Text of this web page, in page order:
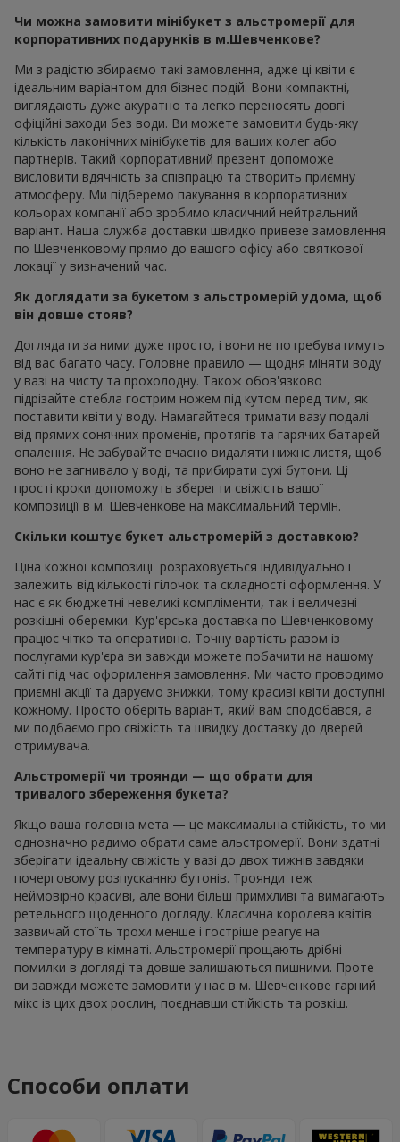
Чи можна замовити мінібукет з альстромерії для
корпоративних подарунків в м.Шевченкове?
Ми з радістю збираємо такі замовлення, адже ці квіти є
ідеальним варіантом для бізнес-подій. Вони компактні,
виглядають дуже акуратно та легко переносять довгі
офіційні заходи без води. Ви можете замовити будь-яку
кількість лаконічних мінібукетів для ваших колег або
партнерів. Такий корпоративний презент допоможе
висловити вдячність за співпрацю та створить приємну
атмосферу. Ми підберемо пакування в корпоративних
кольорах компанії або зробимо класичний нейтральний
варіант. Наша служба доставки швидко привезе замовлення
по Шевченковому прямо до вашого офісу або святкової
локації у визначений час.
Як доглядати за букетом з альстромерій удома, щоб
він довше стояв?
Доглядати за ними дуже просто, і вони не потребуватимуть
від вас багато часу. Головне правило — щодня міняти воду
у вазі на чисту та прохолодну. Також обов'язково
підрізайте стебла гострим ножем під кутом перед тим, як
поставити квіти у воду. Намагайтеся тримати вазу подалі
від прямих сонячних променів, протягів та гарячих батарей
опалення. Не забувайте вчасно видаляти нижнє листя, щоб
воно не загнивало у воді, та прибирати сухі бутони. Ці
прості кроки допоможуть зберегти свіжість вашої
композиції в м. Шевченкове на максимальний термін.
Скільки коштує букет альстромерій з доставкою?
Ціна кожної композиції розраховується індивідуально і
залежить від кількості гілочок та складності оформлення. У
нас є як бюджетні невеликі компліменти, так і величезні
розкішні оберемки. Кур'єрська доставка по Шевченковому
працює чітко та оперативно. Точну вартість разом із
послугами кур'єра ви завжди можете побачити на нашому
сайті під час оформлення замовлення. Ми часто проводимо
приємні акції та даруємо знижки, тому красиві квіти доступні
кожному. Просто оберіть варіант, який вам сподобався, а
ми подбаємо про свіжість та швидку доставку до дверей
отримувача.
Альстромерії чи троянди — що обрати для
тривалого збереження букета?
Якщо ваша головна мета — це максимальна стійкість, то ми
однозначно радимо обрати саме альстромерії. Вони здатні
зберігати ідеальну свіжість у вазі до двох тижнів завдяки
почерговому розпусканню бутонів. Троянди теж
неймовірно красиві, але вони більш примхливі та вимагають
ретельного щоденного догляду. Класична королева квітів
зазвичай стоїть трохи менше і гостріше реагує на
температуру в кімнаті. Альстромерії прощають дрібні
помилки в догляді та довше залишаються пишними. Проте
ви завжди можете замовити у нас в м. Шевченкове гарний
мікс із цих двох рослин, поєднавши стійкість та розкіш.
Способи оплати